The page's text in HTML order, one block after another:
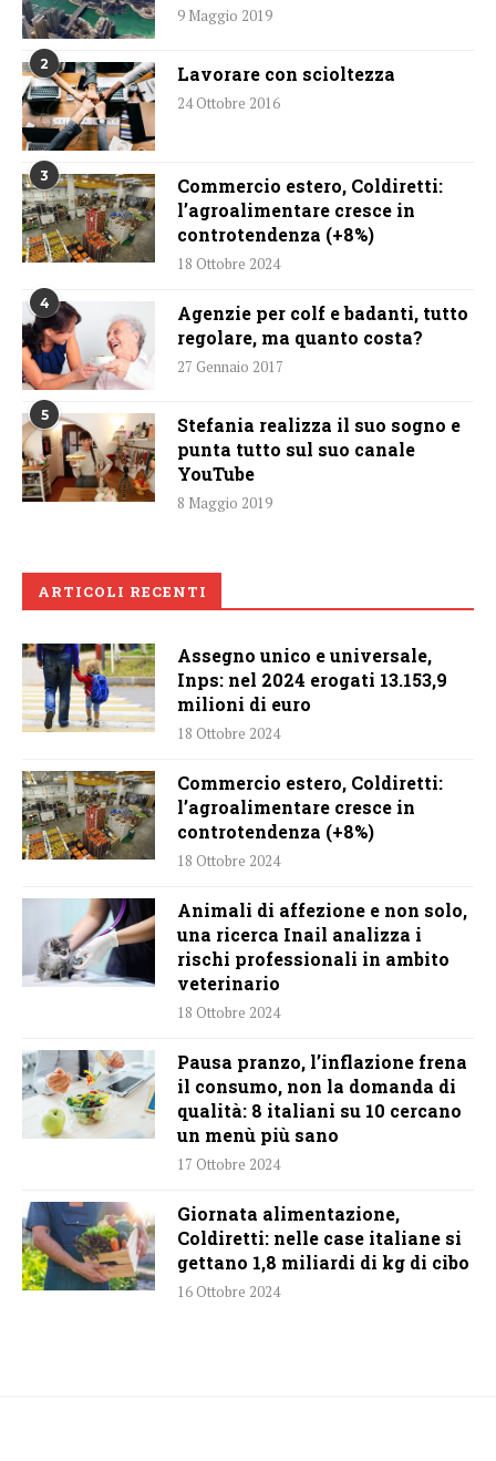
9 Maggio 2019
2 Lavorare con scioltezza
24 Ottobre 2016
3
Commercio estero, Coldiretti:
l’agroalimentare cresce in
controtendenza (+8%)
18 Ottobre 2024
4
Agenzie per colf e badanti, tutto
regolare, ma quanto costa?
27 Gennaio 2017
5
Stefania realizza il suo sogno e
punta tutto sul suo canale
YouTube
8 Maggio 2019
ARTICOLI RECENTI
Assegno unico e universale,
Inps: nel 2024 erogati 13.153,9
milioni di euro
18 Ottobre 2024
Commercio estero, Coldiretti:
l’agroalimentare cresce in
controtendenza (+8%)
18 Ottobre 2024
Animali di affezione e non solo,
una ricerca Inail analizza i
rischi professionali in ambito
veterinario
18 Ottobre 2024
Pausa pranzo, l’inflazione frena
il consumo, non la domanda di
qualità: 8 italiani su 10 cercano
un menù più sano
17 Ottobre 2024
Giornata alimentazione,
Coldiretti: nelle case italiane si
gettano 1,8 miliardi di kg di cibo
16 Ottobre 2024